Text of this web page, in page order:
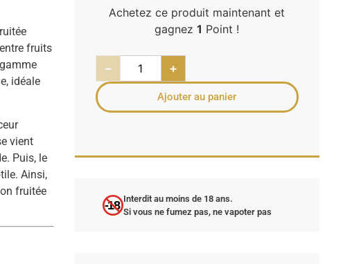
fruits
idéale
vient
Puis, le
Ainsi,
fruitée
Achetez ce produit maintenant et
gagnez1 Point !
− +
Ajouter au panier
-18 Interdit au moins de 18 ans.
Si vous ne fumez pas, ne vapoter pas